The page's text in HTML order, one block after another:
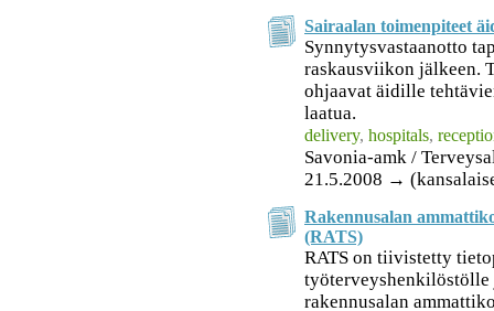
Sairaalan toimenpiteet
Synnytysvastaanotto
raskausviikon jälkeen.
ohjaavat äidille
laatua.
delivery, hospitals,
Savonia-amk /
21.5.2008 →
Rakennusalan
(RATS)
RATS on tiivistetty
rakennusalan